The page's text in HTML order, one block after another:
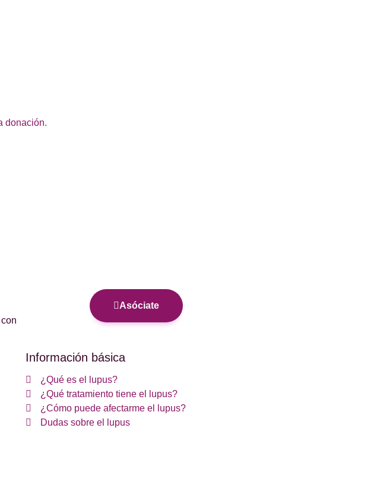
donación.
Asóciate
Información básica
¿Qué es el lupus?
¿Qué tratamiento tiene el lupus?
¿Cómo puede afectarme el lupus?
Dudas sobre el lupus